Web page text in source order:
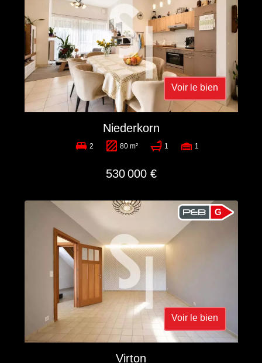
Voir le bien
Niederkorn
2 80 m² 1 1
530 000 €
Voir le bien
G
Virton